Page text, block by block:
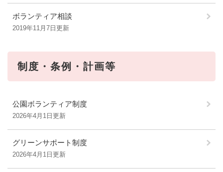
ボランティア相談
2019年11月7日更新
制度・条例・計画等
公園ボランティア制度
2026年4月1日更新
グリーンサポート制度
2026年4月1日更新